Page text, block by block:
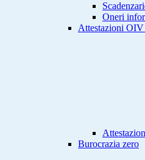
Oneri
Attestazioni OIV
Burocrazia zero